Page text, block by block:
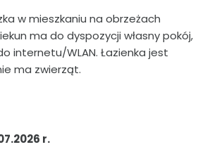
w mieszkaniu na obrzeżach
ma do dyspozycji własny pokój,
internetu/WLAN. Łazienka jest
ma zwierząt.
r.